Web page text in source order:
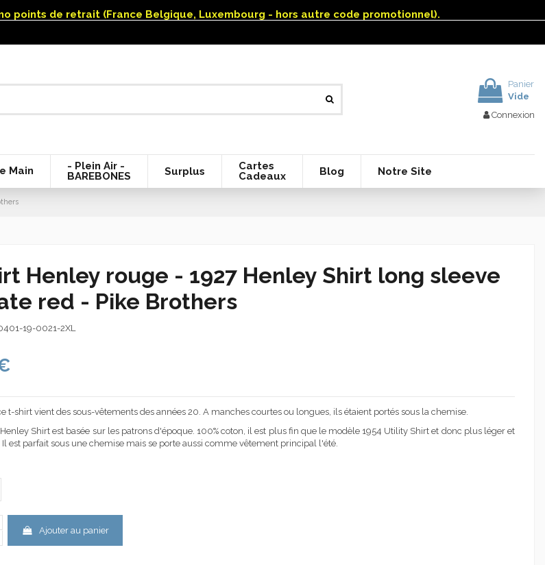
points de retrait (France Belgique, Luxembourg - hors autre code promotionnel).
Panier
Vide
Connexion
Main
- Plein Air -
BAREBONES
Surplus
Cartes
Cadeaux
Blog Notre Site
Henley rouge - 1927 Henley Shirt long sleeve
red - Pike Brothers
19-0021-2XL
t-shirt vient des sous-vêtements des années 20. A manches courtes ou longues, ils étaient portés sous la chemise.
Shirt est basée sur les patrons d'époque. 100% coton, il est plus fin que le modèle 1954 Utility Shirt et donc plus léger et
Il est parfait sous une chemise mais se porte aussi comme vêtement principal l'été.
Ajouter au panier